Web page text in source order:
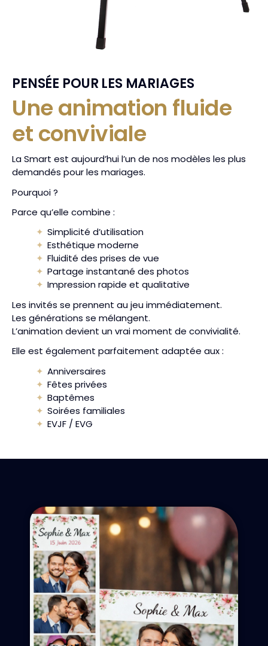
PENSÉE POUR LES MARIAGES
Une animation fluide
et conviviale
La Smart est aujourd’hui l’un de nos modèles les plus
demandés pour les mariages.
Pourquoi ?
Parce qu’elle combine :
Simplicité d’utilisation
Esthétique moderne
Fluidité des prises de vue
Partage instantané des photos
Impression rapide et qualitative
Les invités se prennent au jeu immédiatement.
Les générations se mélangent.
L’animation devient un vrai moment de convivialité.
Elle est également parfaitement adaptée aux :
Anniversaires
Fêtes privées
Baptêmes
Soirées familiales
EVJF / EVG